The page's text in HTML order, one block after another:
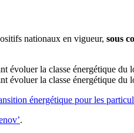
nationaux en vigueur, sous
évoluer la classe énergétique du
évoluer la classe énergétique du
énergétique pour les
.